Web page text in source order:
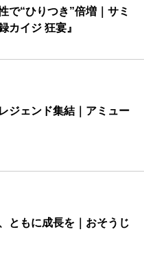
で“ひりつき”倍増｜サミ
カイジ 狂宴』
ジェンド集結｜アミュー
ともに成長を｜おそうじ